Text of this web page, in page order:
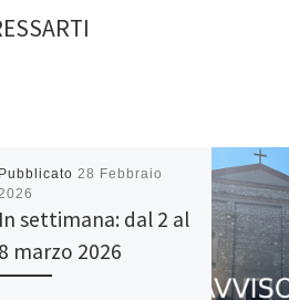
Pubblicato 28 Febbraio
2026
In settimana: dal 2 al
8 marzo 2026